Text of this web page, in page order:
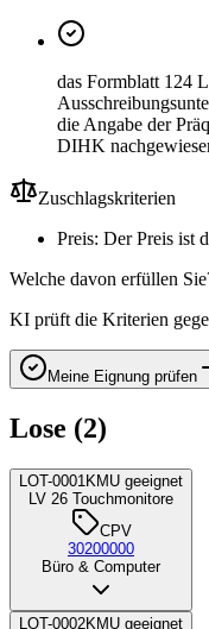
das Formblatt 124
die Angabe der
DIHK
Zuschlagskriterien
Preis: Der Preis ist
Welche davon erfüllen
KI prüft die Kriterien
Meine Eignung prüfen
Lose (2)
LOT-0001KMU geeignet
LV 26 Touchmonitore
CPV
30200000
Büro & Computer
LOT-0002KMU geeignet